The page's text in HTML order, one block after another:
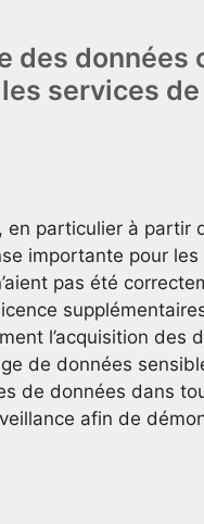
des
services
en particulier à
importante pour
pas été
l’acquisition
de données
de données dans
afin de